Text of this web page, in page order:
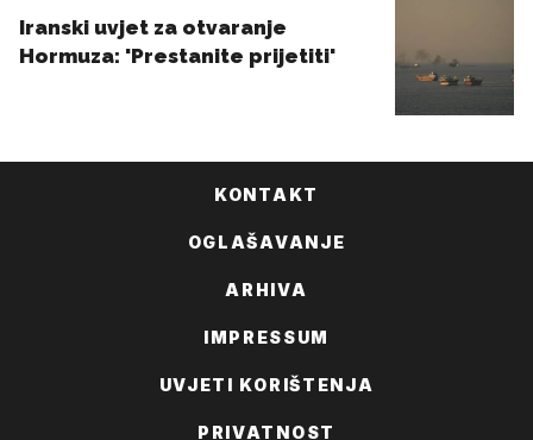
KONTAKT
OGLAŠAVANJE
ARHIVA
IMPRESSUM
UVJETI KORIŠTENJA
PRIVATNOST